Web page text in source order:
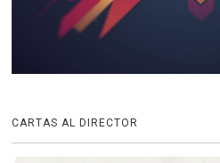
CARTAS AL DIRECTOR